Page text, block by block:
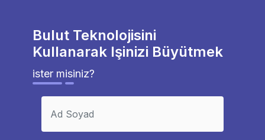
Bulut Teknolojisini
Kullanarak Işinizi Büyütmek
ister misiniz?